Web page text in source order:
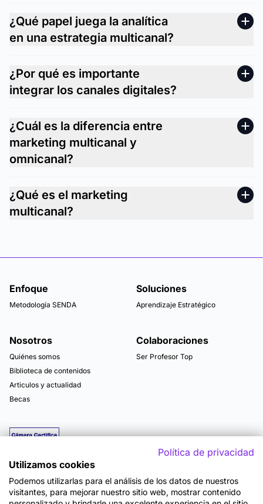
¿Qué papel juega la analítica
en una estrategia multicanal?
¿Por qué es importante
integrar los canales digitales?
¿Cuál es la diferencia entre
marketing multicanal y
omnicanal?
¿Qué es el marketing
multicanal?
Enfoque
Metodología SENDA
Soluciones
Aprendizaje Estratégico
Nosotros
Quiénes somos
Biblioteca de contenidos
Articulos y actualidad
Becas
Colaboraciones
Ser Profesor Top
Política de privacidad
Utilizamos cookies
Podemos utilizarlas para el análisis de los datos de nuestros
visitantes, para mejorar nuestro sitio web, mostrar contenido